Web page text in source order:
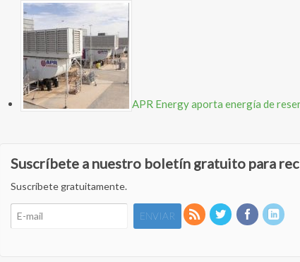
APR Energy aporta energía de
Suscríbete a nuestro boletín gratuito para
Suscríbete gratuitamente.